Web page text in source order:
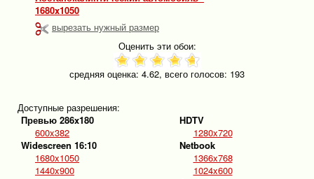
1680x1050
вырезать нужный размер
Оценить эти обои:
средняя оценка: 4.62, всего голосов: 193
Доступные разрешения:
Превью 286x180
600x382
Widescreen 16:10
1680x1050
1440x900
HDTV
1280x720
Netbook
1366x768
1024x600